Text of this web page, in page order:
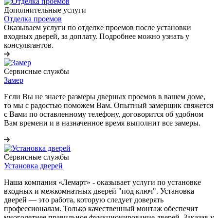
Дополнительные услуги
Отделка проемов
Оказываем услуги по отделке проемов после установки
входных дверей, за доплату. Подробнее можно узнать у
консультантов.
Сервисные службы
Замер
Если Вы не знаете размеры дверных проемов в вашем доме,
то мы с радостью поможем Вам. Опытный замерщик свяжется
с Вами по оставленному телефону, договорится об удобном
Вам времени и в назначенное время выполнит все замеры.
Сервисные службы
Установка дверей
Наша компания «Лемарт» - оказывает услуги по установке
входных и межкомнатных дверей "под ключ". Установка
дверей — это работа, которую следует доверять
профессионалам. Только качественный монтаж обеспечит